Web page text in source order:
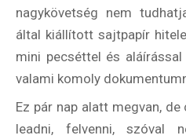
nagykövetség nem
által kiállított sajtpapír
mini pecséttel és
valami komoly
Ez pár nap alatt megvan,
leadni, felvenni, szóval